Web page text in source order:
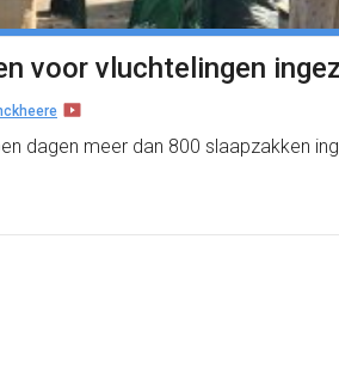
voor vluchtelingen
dagen meer dan 800 slaapzakken